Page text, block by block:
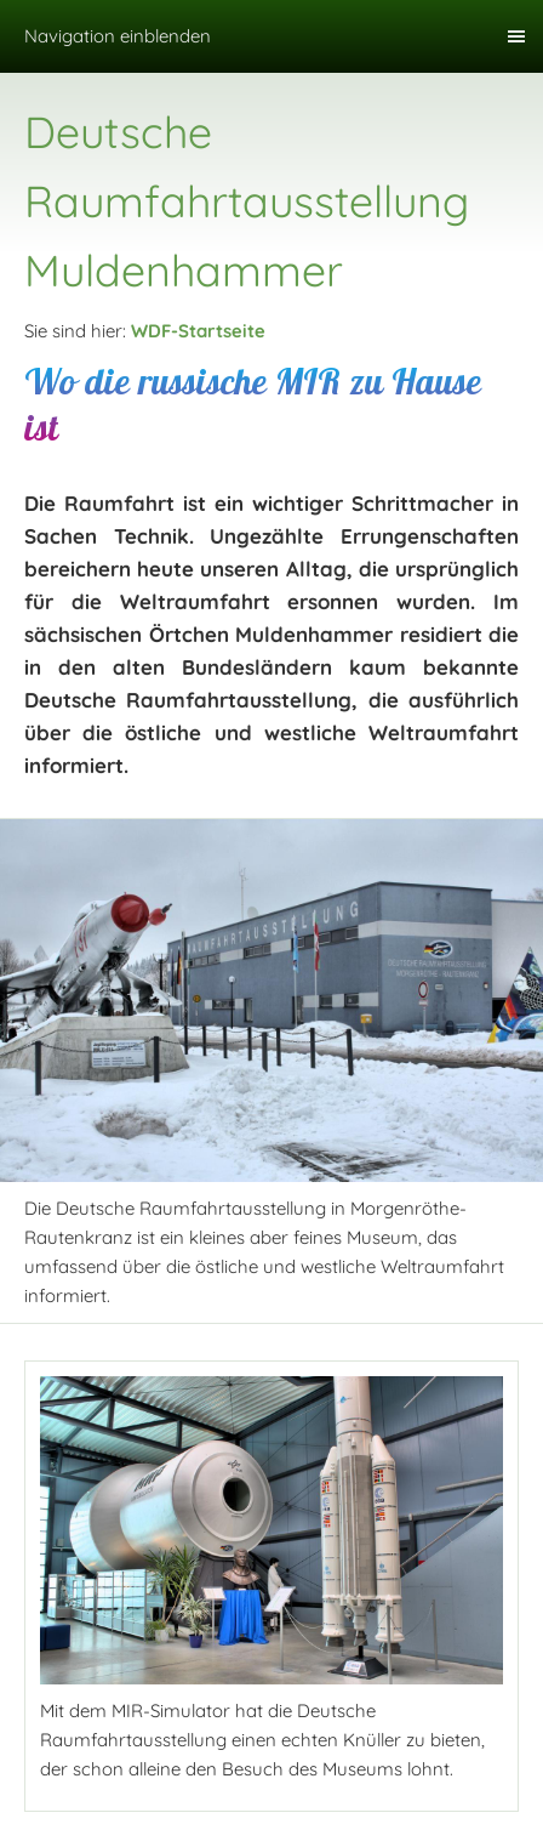
Navigation einblenden
Deutsche
Raumfahrtausstellung
Muldenhammer
Sie sind hier: WDF-Startseite
Wo die russische MIR zu Hause
ist
Die Raumfahrt ist ein wichtiger Schrittmacher in
Sachen Technik. Ungezählte Errungenschaften
bereichern heute unseren Alltag, die ursprünglich
für die Weltraumfahrt ersonnen wurden. Im
sächsischen Örtchen Muldenhammer residiert die
in den alten Bundesländern kaum bekannte
Deutsche Raumfahrtausstellung, die ausführlich
über die östliche und westliche Weltraumfahrt
informiert.
Die Deutsche Raumfahrtausstellung in Morgenröthe-
Rautenkranz ist ein kleines aber feines Museum, das
umfassend über die östliche und westliche Weltraumfahrt
informiert.
Mit dem MIR-Simulator hat die Deutsche
Raumfahrtausstellung einen echten Knüller zu bieten,
der schon alleine den Besuch des Museums lohnt.